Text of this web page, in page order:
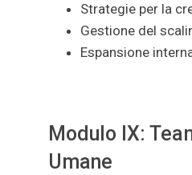
Strategie per la
Gestione del
Espansione
Modulo IX:
Umane